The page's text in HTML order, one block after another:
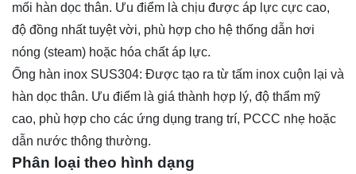
mối hàn dọc thân. Ưu điểm là chịu được áp lực cực cao,
độ đồng nhất tuyệt vời, phù hợp cho hệ thống dẫn hơi
nóng (steam) hoặc hóa chất áp lực.
Ống hàn inox SUS304: Được tạo ra từ tấm inox cuộn lại và
hàn dọc thân. Ưu điểm là giá thành hợp lý, độ thẩm mỹ
cao, phù hợp cho các ứng dụng trang trí, PCCC nhẹ hoặc
dẫn nước thông thường.
Phân loại theo hình dạng